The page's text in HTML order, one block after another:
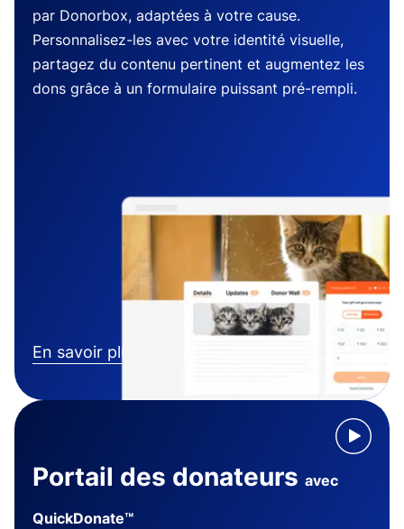
par Donorbox, adaptées à votre cause.
Personnalisez-les avec votre identité visuelle,
partagez du contenu pertinent et augmentez les
dons grâce à un formulaire puissant pré-rempli.
En savoir plus
Portail des donateurs avec
QuickDonate™